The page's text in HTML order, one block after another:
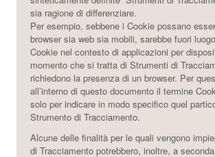
sia ragione di differenziare.
Per esempio, sebbene i Cookie possano
browser sia web sia mobili, sarebbe fuori
Cookie nel contesto di applicazioni per
momento che si tratta di Strumenti di
richiedono la presenza di un browser. Per
all’interno di questo documento il termine
solo per indicare in modo specifico quel
Strumento di Tracciamento.
Alcune delle finalità per le quali vengono
di Tracciamento potrebbero, inoltre, a